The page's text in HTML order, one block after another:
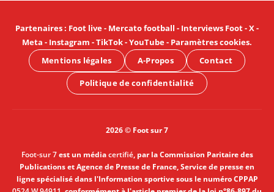
Partenaires: Foot live- Mercato football - Interviews Foot-X-
Meta - Instagram -TikTok-YouTube- Paramètres cookies.
Mentions légales
A-Propos Contact
Politique de confidentialité
2026 © Foot sur 7
Foot-sur 7est un médiacertifié, par la Commission Paritaire des
Publications et Agence de Presse de France, Service de presse en
ligne spécialisé dans l'Information sportive sous le numéro CPPAP